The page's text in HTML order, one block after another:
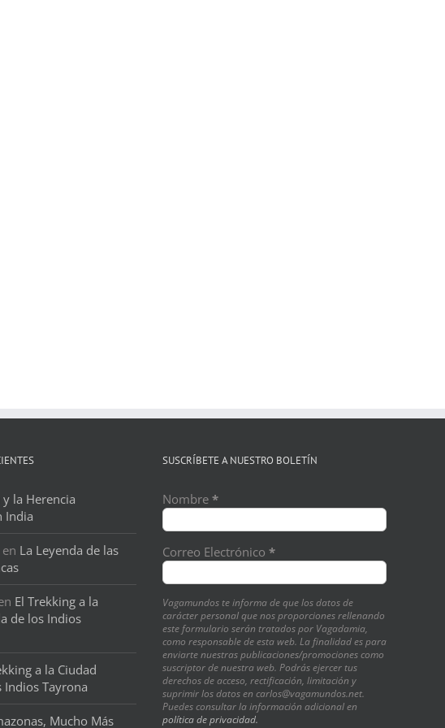
y la Herencia
India
en La Leyenda de las
El Trekking a la
de los Indios
a la Ciudad
Indios Tayrona
Mucho Más
SUSCRÍBETE A NUESTRO BOLETÍN
Nombre *
Correo Electrónico *
Vagamundos te informa de que los datos de
carácter personal que nos proporciones rellenando
este formulario serán tratados por Vagadamia,
como responsable de esta web. La finalidad es para
enviarte nuestras publicaciones/promociones como
suscriptor de nuestra web. Podrás ejercer tus
derechos de acceso, rectificación, limitación y
suprimir los datos en carlos@vagamundos.net.
Puedes consultar la información adicional en
política de privacidad.